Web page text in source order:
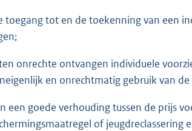
toegang tot en de toekenning van een
onrechte ontvangen individuele
en onrechtmatig gebruik van
een goede verhouding tussen de prijs
of